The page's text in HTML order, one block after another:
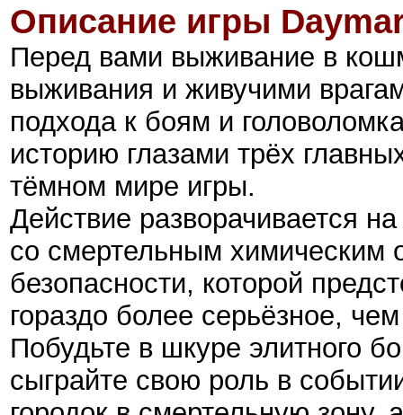
Описание игры
Перед вами выживание в
выживания и живучими
подхода к боям и
историю глазами трёх
тёмном мире игры.
Действие разворачивается
со смертельным химическим
безопасности, которой
гораздо более серьёзное,
Побудьте в шкуре элитного
сыграйте свою роль в